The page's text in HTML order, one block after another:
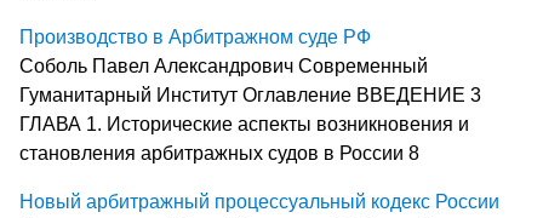
Производство в Арбитражном суде РФ
Соболь Павел Александрович Современный
Гуманитарный Институт Оглавление ВВЕДЕНИЕ 3
ГЛАВА 1. Исторические аспекты возникновения и
становления арбитражных судов в России 8
Новый арбитражный процессуальный кодекс России